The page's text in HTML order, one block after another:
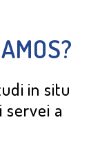
in situ
a